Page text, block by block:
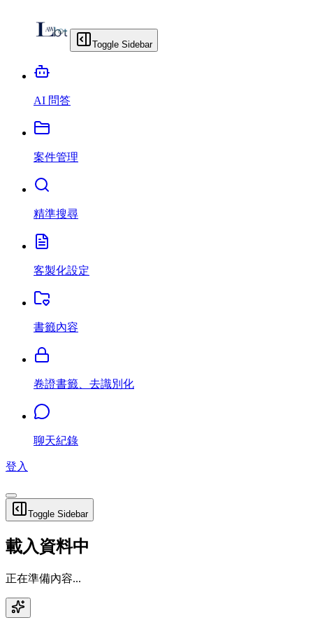
Toggle Sidebar
AI 問答
案件管理
精準搜尋
客製化設定
書籤內容
卷證書籤、去識別化
聊天紀錄
登入
Toggle Sidebar
載入資料中
正在準備內容...